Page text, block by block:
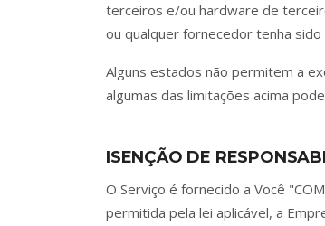
terceiros e/ou hardware de
ou qualquer fornecedor tenha
Alguns estados não permitem a
algumas das limitações acima
ISENÇÃO DE
O Serviço é fornecido a Você
permitida pela lei aplicável, a